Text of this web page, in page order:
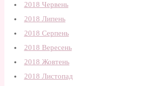
2018 Червень
2018 Липень
2018 Серпень
2018 Вересень
2018 Жовтень
2018 Листопад